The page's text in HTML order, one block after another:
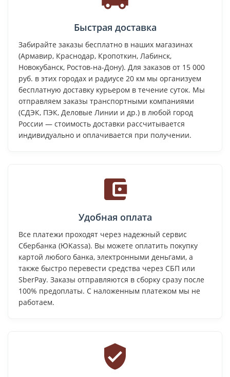
Быстрая доставка
Забирайте заказы бесплатно в наших магазинах
(Армавир, Краснодар, Кропоткин, Лабинск,
Новокубанск, Ростов-на-Дону). Для заказов от 15 000
руб. в этих городах и радиусе 20 км мы организуем
бесплатную доставку курьером в течение суток. Мы
отправляем заказы транспортными компаниями
(СДЭК, ПЭК, Деловые Линии и др.) в любой город
России — стоимость доставки рассчитывается
индивидуально и оплачивается при получении.
Удобная оплата
Все платежи проходят через надежный сервис
Сбербанка (ЮKassa). Вы можете оплатить покупку
картой любого банка, электронными деньгами, а
также быстро перевести средства через СБП или
SberPay. Заказы отправляются в сборку сразу после
100% предоплаты. С наложенным платежом мы не
работаем.